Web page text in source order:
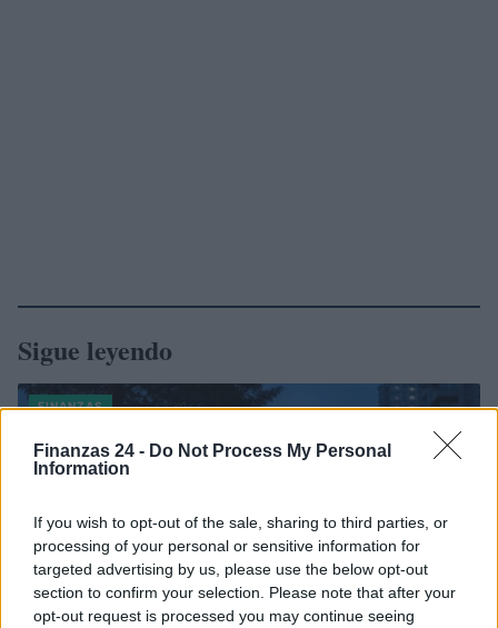
Finanzas 24 - Do Not Process My Personal
Information
If you wish to opt-out of the sale, sharing to third parties, or
processing of your personal or sensitive information for
targeted advertising by us, please use the below opt-out
section to confirm your selection. Please note that after your
opt-out request is processed you may continue seeing
Sigue leyendo
FINANZAS